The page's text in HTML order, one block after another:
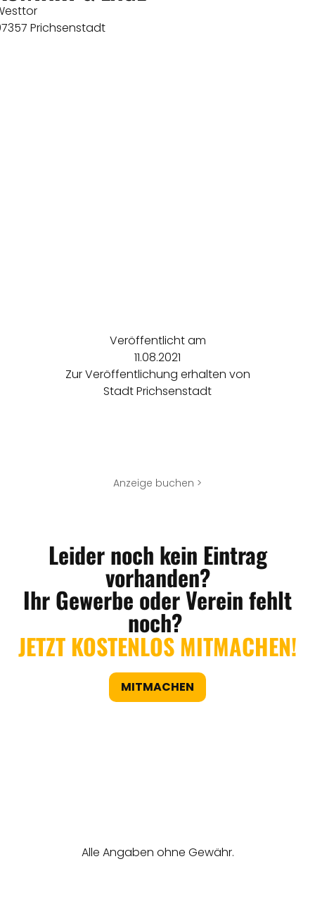
Prichsenstadt
Veröffentlicht am
11.08.2021
Zur Veröffentlichung erhalten von
Stadt Prichsenstadt
Anzeige buchen >
Leider noch kein Eintrag
vorhanden?
Ihr Gewerbe oder Verein fehlt
noch?
JETZT KOSTENLOS MITMACHEN!
MITMACHEN